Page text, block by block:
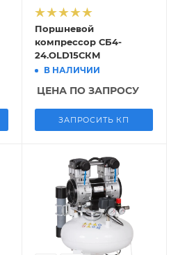
Поршневой
компрессор СБ4-
24.OLD15СКМ
В НАЛИЧИИ
ЦЕНА ПО ЗАПРОСУ
ЗАПРОСИТЬ КП